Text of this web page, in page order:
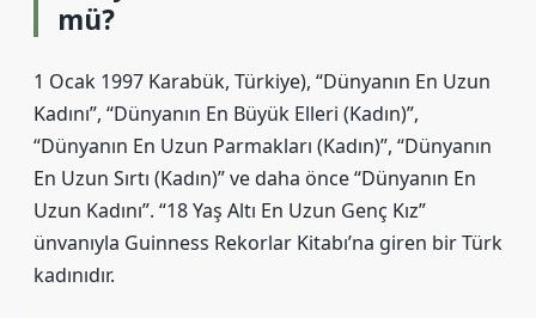
mü?
1 Ocak 1997 Karabük, Türkiye), “Dünyanın En Uzun
Kadını”, “Dünyanın En Büyük Elleri (Kadın)”,
“Dünyanın En Uzun Parmakları (Kadın)”, “Dünyanın
En Uzun Sırtı (Kadın)” ve daha önce “Dünyanın En
Uzun Kadını”. “18 Yaş Altı En Uzun Genç Kız”
ünvanıyla Guinness Rekorlar Kitabı’na giren bir Türk
kadınıdır.